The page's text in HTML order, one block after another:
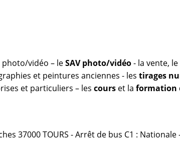
vidéo – leSAV photo/vidéo- la vente,
et peintures anciennes - les tirages
et particuliers – les courset la formation
37000 TOURS - Arrêt de bus C1 :